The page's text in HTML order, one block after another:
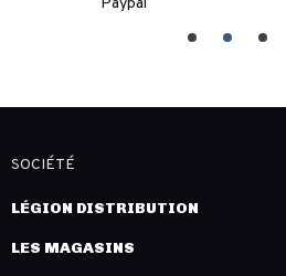
Paypal
SOCIÉTÉ
LÉGION DISTRIBUTION
LES MAGASINS